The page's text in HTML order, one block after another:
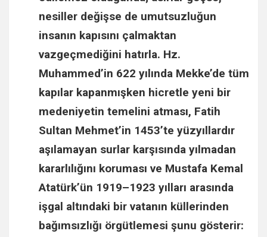
nesiller değişse de umutsuzluğun
insanın kapısını çalmaktan
vazgeçmediğini hatırla. Hz.
Muhammed’in 622 yılında Mekke’de tüm
kapılar kapanmışken hicretle yeni bir
medeniyetin temelini atması, Fatih
Sultan Mehmet’in 1453’te yüzyıllardır
aşılamayan surlar karşısında yılmadan
kararlılığını koruması ve Mustafa Kemal
Atatürk’ün 1919–1923 yılları arasında
işgal altındaki bir vatanın küllerinden
bağımsızlığı örgütlemesi şunu gösterir: